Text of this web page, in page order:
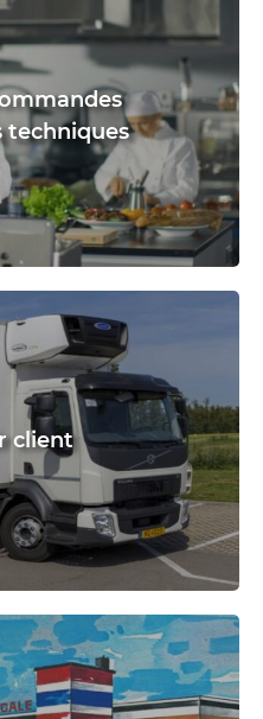
techniques
client